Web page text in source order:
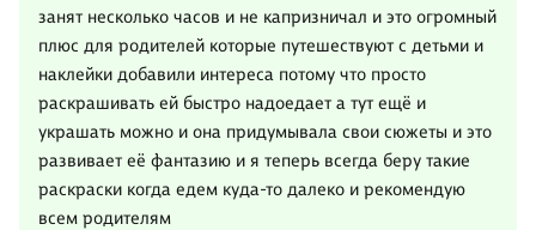
занят несколько часов и не капризничал и это огромный
плюс для родителей которые путешествуют с детьми и
наклейки добавили интереса потому что просто
раскрашивать ей быстро надоедает а тут ещё и
украшать можно и она придумывала свои сюжеты и это
развивает её фантазию и я теперь всегда беру такие
раскраски когда едем куда-то далеко и рекомендую
всем родителям